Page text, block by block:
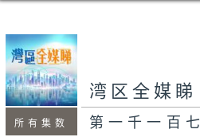
seconds
所有集数
湾区全媒睇
第一千一百七